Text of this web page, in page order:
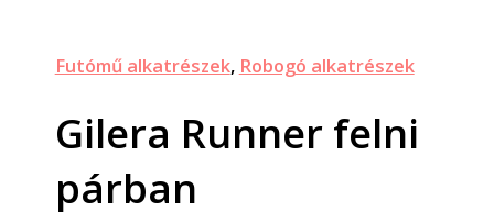
Futómű alkatrészek, Robogó alkatrészek
Gilera Runner felni
párban